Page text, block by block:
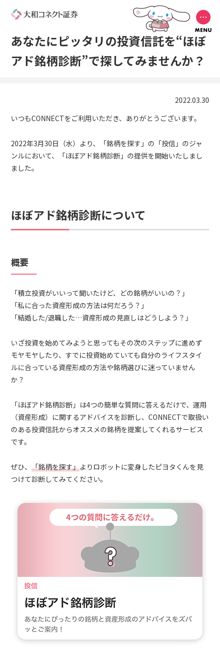
あなたにピッタリの投資信託を“ほぼ
アド銘柄診断”で探してみませんか？
2022.03.30
いつもCONNECTをご利用いただき、ありがとうございます。
2022年3月30日（水）より、「銘柄を探す」の「投信」のジャ
ンルにおいて、「ほぼアド銘柄診断」の提供を開始いたしまし
ました。
ほぼアド銘柄診断について
概要
「積立投資がいいって聞いたけど、どの銘柄がいいの？」
「私に合った資産形成の方法は何だろう？」
「結婚した/退職した…資産形成の見直しはどうしよう？」
いざ投資を始めてみようと思ってもその次のステップに進めず
モヤモヤしたり、すでに投資始めていても自分のライフスタイ
ルに合っている資産形成の方法や銘柄選びに迷っていません
か？
「ほぼアド銘柄診断」は4つの簡単な質問に答えるだけで、運用
（資産形成）に関するアドバイスを診断し、CONNECTで取扱い
のある投資信託からオススメの銘柄を提案してくれるサービス
です。
ぜひ、「銘柄を探す」よりロボットに変身したピヨタくんを見
つけて診断してみてください。